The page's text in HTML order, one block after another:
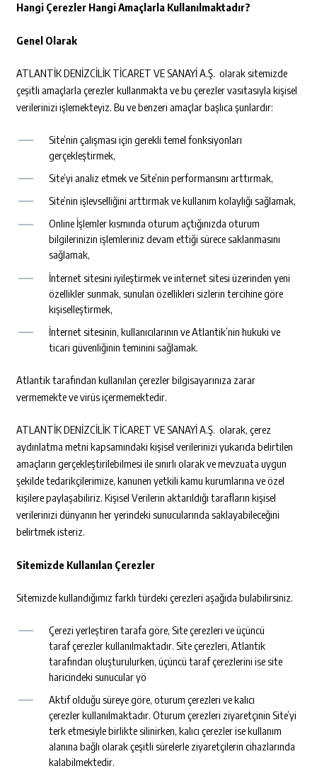
Hangi Çerezler Hangi Amaçlarla Kullanılmaktadır?
Genel Olarak
ATLANTİK DENİZCİLİK TİCARET VE SANAYİ A.Ş. olarak sitemizde
çeşitli amaçlarla çerezler kullanmakta ve bu çerezler vasıtasıyla kişisel
verilerinizi işlemekteyiz. Bu ve benzeri amaçlar başlıca şunlardır:
Site’nin çalışması için gerekli temel fonksiyonları
gerçekleştirmek,
Site’yi analiz etmek ve Site’nin performansını arttırmak,
Site’nin işlevselliğini arttırmak ve kullanım kolaylığı sağlamak,
Online İşlemler kısmında oturum açtığınızda oturum
bilgilerinizin işlemleriniz devam ettiği sürece saklanmasını
sağlamak,
İnternet sitesini iyileştirmek ve internet sitesi üzerinden yeni
özellikler sunmak, sunulan özellikleri sizlerin tercihine göre
kişiselleştirmek,
İnternet sitesinin, kullanıcılarının ve Atlantik’nin hukuki ve
ticari güvenliğinin teminini sağlamak.
Atlantik tarafından kullanılan çerezler bilgisayarınıza zarar
vermemekte ve virüs içermemektedir.
ATLANTİK DENİZCİLİK TİCARET VE SANAYİ A.Ş. olarak, çerez
aydınlatma metni kapsamındaki kişisel verilerinizi yukarıda belirtilen
amaçların gerçekleştirilebilmesi ile sınırlı olarak ve mevzuata uygun
şekilde tedarikçilerimize, kanunen yetkili kamu kurumlarına ve özel
kişilere paylaşabiliriz. Kişisel Verilerin aktarıldığı tarafların kişisel
verilerinizi dünyanın her yerindeki sunucularında saklayabileceğini
belirtmek isteriz.
Sitemizde Kullanılan Çerezler
Sitemizde kullandığımız farklı türdeki çerezleri aşağıda bulabilirsiniz.
Çerezi yerleştiren tarafa göre, Site çerezleri ve üçüncü
taraf çerezler kullanılmaktadır. Site çerezleri, Atlantik
tarafından oluşturulurken, üçüncü taraf çerezlerini ise site
haricindeki sunucular yö
Aktif olduğu süreye göre, oturum çerezleri ve kalıcı
çerezler kullanılmaktadır. Oturum çerezleri ziyaretçinin Site’yi
terk etmesiyle birlikte silinirken, kalıcı çerezler ise kullanım
alanına bağlı olarak çeşitli sürelerle ziyaretçilerin cihazlarında
kalabilmektedir.